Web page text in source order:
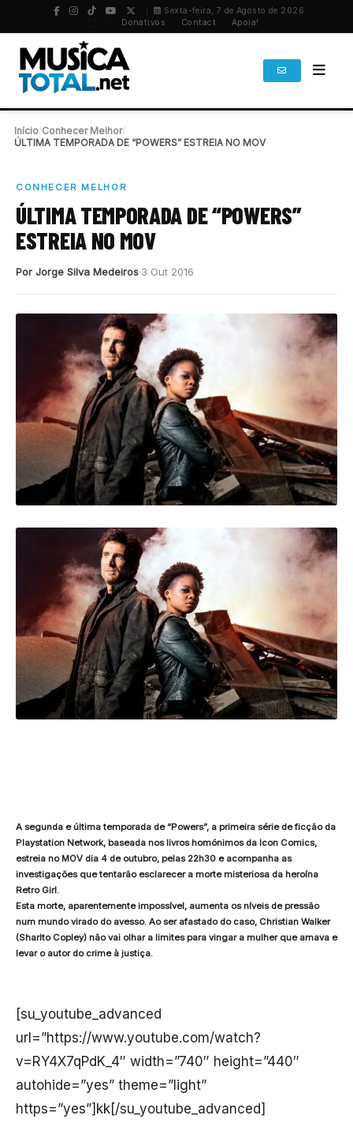
Sexta-feira, 7 de Agosto de 2026
Donativos Contact Apoia!
Início Conhecer Melhor/
ÚLTIMA TEMPORADA DE “POWERS” ESTREIA NO MOV
CONHECER MELHOR
ÚLTIMA TEMPORADA DE “POWERS”
ESTREIA NO MOV
Por Jorge Silva Medeiros 3 Out 2016
A segunda e última temporada de “Powers”, a primeira série de ficção da
Playstation Network, baseada nos livros homónimos da Icon Comics,
estreia no MOV dia 4 de outubro, pelas 22h30 e acompanha as
investigações que tentarão esclarecer a morte misteriosa da heroína
Retro Girl.
Esta morte, aparentemente impossível, aumenta os níveis de pressão
num mundo virado do avesso. Ao ser afastado do caso, Christian Walker
(Sharlto Copley) não vai olhar a limites para vingar a mulher que amava e
levar o autor do crime à justiça.
[su_youtube_advanced
url=”https://www.youtube.com/watch?
v=RY4X7qPdK_4″ width=”740″ height=”440″
autohide=”yes” theme=”light”
https=”yes”]kk[/su_youtube_advanced]